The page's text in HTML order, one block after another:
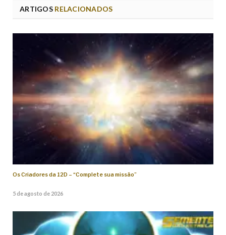
ARTIGOSRELACIONADOS
Os Criadores da 12D – “Complete sua missão”
5 de agosto de 2026